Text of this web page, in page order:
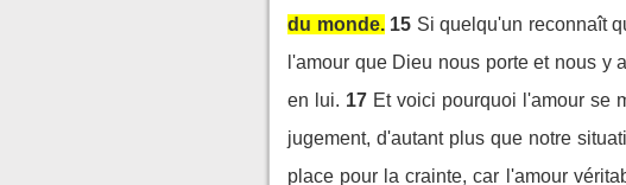
du monde. 15 Si quelqu'un reconnaît
l'amour que Dieu nous porte et nous y
en lui. 17 Et voici pourquoi l'amour se
jugement, d'autant plus que notre
place pour la crainte, car l'amour